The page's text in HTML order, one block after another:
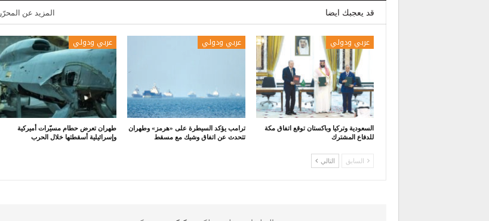
قد يعجبك ايضا المزيد عن المحرّر
عربي ودولي
السعودية وتركيا وباكستان توقع اتفاق مكة
للدفاع المشترك
عربي ودولي
ترامب يؤكد السيطرة على «هرمز» وطهران
تتحدث عن اتفاق وشيك مع مسقط
عربي ودولي
طهران تعرض حطام مسيّرات أميركية
وإسرائيلية أسقطتها خلال الحرب
السابق التالي